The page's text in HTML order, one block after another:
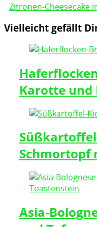
Zitronen-Cheesecake
Vielleicht gefällt
Karotte und
Schmortopf
Asia-